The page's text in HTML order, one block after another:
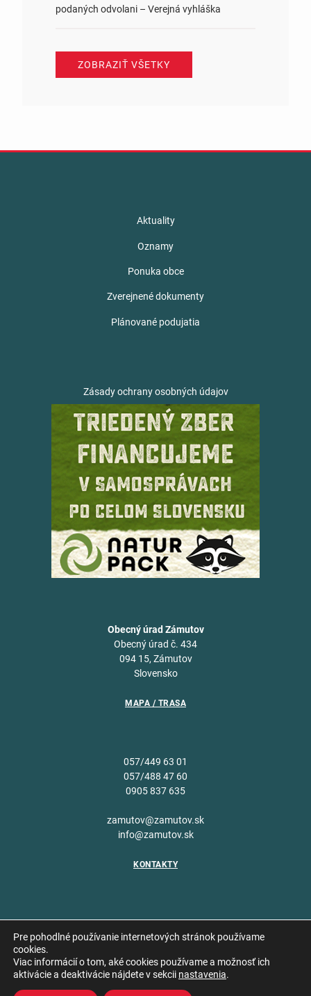
podaných odvolani – Verejná vyhláška
ZOBRAZIŤ VŠETKY
Aktuality
Oznamy
Ponuka obce
Zverejnené dokumenty
Plánované podujatia
Zásady ochrany osobných údajov
Obecný úrad Zámutov
Obecný úrad č. 434
094 15, Zámutov
Slovensko
MAPA / TRASA
057/449 63 01
057/488 47 60
0905 837 635
zamutov@zamutov.sk
info@zamutov.sk
KONTAKTY
Copyright © 2026 Obec
Pre pohodlné používanie internetových stránok používame
cookies.
Viac informácií o tom, aké cookies používame a možnosť ich
aktivácie a deaktivácie nájdete v sekcii nastavenia.